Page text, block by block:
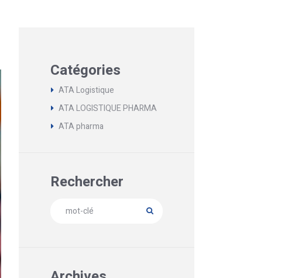
Catégories
ATA Logistique
ATA LOGISTIQUE PHARMA
ATA pharma
Rechercher